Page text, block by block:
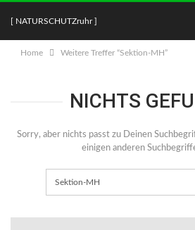
[ NATURSCHUTZruhr ]
Home Weitere Treffer “Sektion-MH”
NICHTS
Sorry, aber nichts passt zu Deinen
einigen anderen